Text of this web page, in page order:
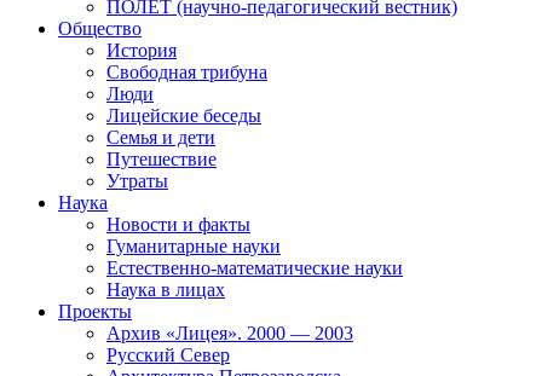
ПОЛЁТ (научно-педагогический вестник)
Общество
История
Свободная трибуна
Люди
Лицейские беседы
Семья и дети
Путешествие
Утраты
Наука
Новости и факты
Гуманитарные науки
Естественно-математические науки
Наука в лицах
Проекты
Архив «Лицея». 2000 — 2003
Русский Север